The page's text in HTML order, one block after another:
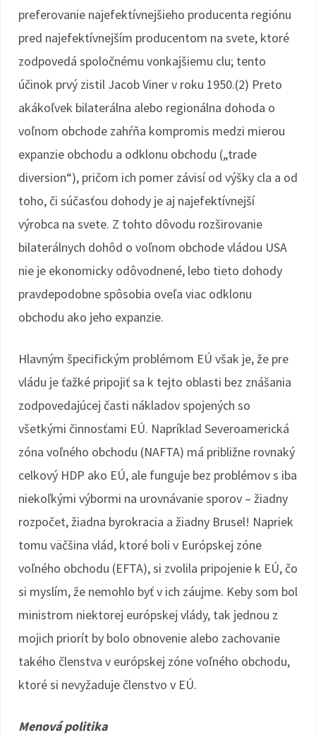
preferovanie najefektívnejšieho producenta regiónu
pred najefektívnejším producentom na svete, ktoré
zodpovedá spoločnému vonkajšiemu clu; tento
účinok prvý zistil Jacob Viner v roku 1950.(2) Preto
akákoľvek bilaterálna alebo regionálna dohoda o
voľnom obchode zahŕňa kompromis medzi mierou
expanzie obchodu a odklonu obchodu („trade
diversion“), pričom ich pomer závisí od výšky cla a od
toho, či súčasťou dohody je aj najefektívnejší
výrobca na svete. Z tohto dôvodu rozširovanie
bilaterálnych dohôd o voľnom obchode vládou USA
nie je ekonomicky odôvodnené, lebo tieto dohody
pravdepodobne spôsobia oveľa viac odklonu
obchodu ako jeho expanzie.
Hlavným špecifickým problémom EÚ však je, že pre
vládu je ťažké pripojiť sa k tejto oblasti bez znášania
zodpovedajúcej časti nákladov spojených so
všetkými činnosťami EÚ. Napríklad Severoamerická
zóna voľného obchodu (NAFTA) má približne rovnaký
celkový HDP ako EÚ, ale funguje bez problémov s iba
niekoľkými výbormi na urovnávanie sporov – žiadny
rozpočet, žiadna byrokracia a žiadny Brusel! Napriek
tomu väčšina vlád, ktoré boli v Európskej zóne
voľného obchodu (EFTA), si zvolila pripojenie k EÚ, čo
si myslím, že nemohlo byť v ich záujme. Keby som bol
ministrom niektorej európskej vlády, tak jednou z
mojich priorít by bolo obnovenie alebo zachovanie
takého členstva v európskej zóne voľného obchodu,
ktoré si nevyžaduje členstvo v EÚ.
Menová politika